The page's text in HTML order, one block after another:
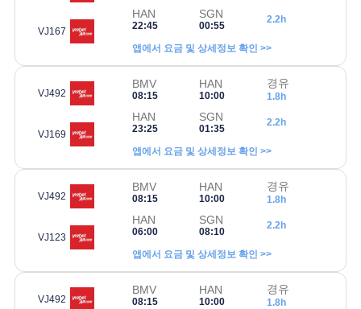
VJ167
HAN
22:45
SGN
00:55
2.2h
앱에서 요금 및 상세정보 확인 >>
VJ492
BMV
08:15
HAN
10:00
경유
1.8h
VJ169
HAN
23:25
SGN
01:35
2.2h
앱에서 요금 및 상세정보 확인 >>
VJ492
BMV
08:15
HAN
10:00
경유
1.8h
VJ123
HAN
06:00
SGN
08:10
2.2h
앱에서 요금 및 상세정보 확인 >>
VJ492
BMV
08:15
HAN
10:00
경유
1.8h